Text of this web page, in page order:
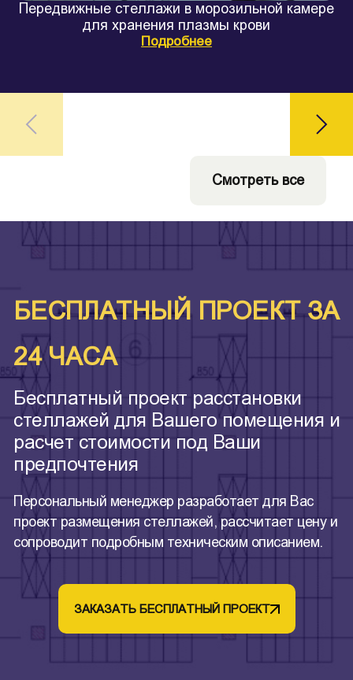
Передвижные стеллажи в морозильной камере
для хранения плазмы крови
Подробнее
Смотреть все
БЕСПЛАТНЫЙ ПРОЕКТ ЗА
24 ЧАСА
Бесплатный проект расстановки
стеллажей для Вашего помещения и
расчет стоимости под Ваши
предпочтения
Персональный менеджер разработает для Вас
проект размещения стеллажей, рассчитает цену и
сопроводит подробным техническим описанием.
ЗАКАЗАТЬ БЕСПЛАТНЫЙ ПРОЕКТ